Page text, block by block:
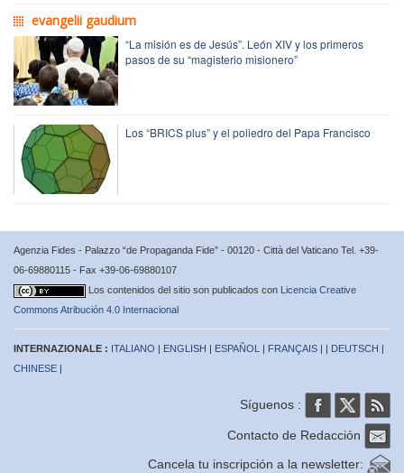
evangelii gaudium
“La misión es de Jesús”. León XIV y los primeros
pasos de su “magisterio misionero”
Los “BRICS plus” y el poliedro del Papa Francisco
Agenzia Fides - Palazzo “de Propaganda Fide” - 00120 - Città del Vaticano Tel. +39-
06-69880115 - Fax +39-06-69880107
Los contenidos del sitio son publicados con Licencia Creative
Commons Atribución 4.0 Internacional
INTERNAZIONALE : ITALIANO | ENGLISH | ESPAÑOL | FRANÇAIS | | DEUTSCH |
CHINESE |
Síguenos :
Contacto de Redacción
Cancela tu inscripción a la newsletter: